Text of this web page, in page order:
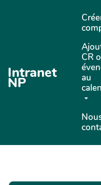
Aller au contenu
Intranet
NP
CR
au